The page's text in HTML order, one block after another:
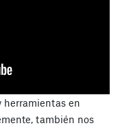
herramientas en
también nos